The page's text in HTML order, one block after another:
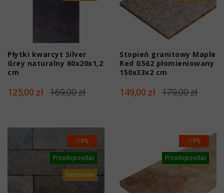
Płytki kwarcyt Silver
Grey naturalny 60x20x1,2
cm
125,00 zł 169,00 zł
Stopień granitowy Maple
Red G562 płomieniowany
150x33x2 cm
149,00 zł 179,00 zł
-19%
Przedsprzedaż
Bestseller
-19%
Przedsprzedaż